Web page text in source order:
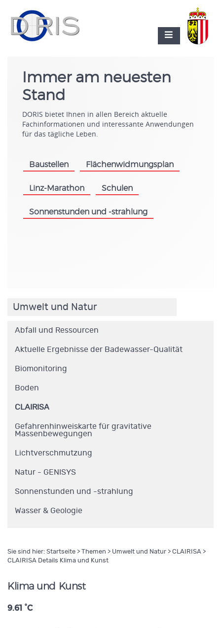
Immer am neuesten
Stand
DORIS bietet Ihnen in allen Bereich aktuelle
Fachinformationen und interessante Anwendungen
für das tägliche Leben.
Baustellen Flächenwidmungsplan
Linz-Marathon Schulen
Sonnenstunden und -strahlung
Umwelt und Natur
Abfall und Ressourcen
Aktuelle Ergebnisse der Badewasser-Qualität
Biomonitoring
Boden
CLAIRISA
Gefahrenhinweiskarte für gravitative
Massenbewegungen
Lichtverschmutzung
Natur - GENISYS
Sonnenstunden und -strahlung
Wasser & Geologie
Sie sind hier: Startseite > Themen > Umwelt und Natur > CLAIRISA >
CLAIRISA Details Klima und Kunst
Klima und Kunst
9.61 °C